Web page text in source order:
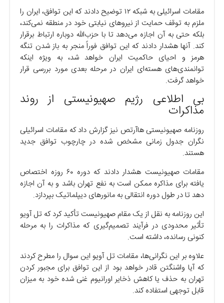
مقامات اسرائیلی به شبکه ۱۲ توضیح دادند که این توافق، ایران را
ملزم به توقف حمایت از نیرو‌های نیابتی خود در منطقه نمی‌کند،
بلکه حتی به آن اجازه می‌دهد تا با حزب‌الله دوباره ارتباط برقرار
کند. آنها هشدار دادند که این توافق فوراً منجر به باز شدن تنگه
هرمز و احیای حاکمیت ایران خواهد شد، به ویژه اینکه
توانمندی‌های هسته‌ای ایران در مرحله بعدی مورد بررسی قرار
خواهد گرفت.
بی اطلاعی رژیم صهیونیستی از روند
مذاکرات
روزنامه صهیونیستی هاآرتص نیز گزارش داد که مقامات اسرائیلی
نگران جدول زمانی مشخص شده در چارچوب توافق جدید
هستند.
مقامات صهیونیست هشدار دادند که دوره ۶۰ روزه اختصاص
یافته برای مذاکره ممکن است به نفع تهران باشد و به آن اجازه
دهد تا در طول دوره انتقالی به مانور‌های دیپلماتیک بپردازد.
این روزنامه به نقل از یک مقام صهیونیست تأکید کرد که تل آویو
تأثیر محدودی در فرآیند تصمیم‌گیری که مذاکرات را به مرحله
کنونی رسانده، داشته است.
علاوه بر این نگرانی‌ها، مقامات تل آویو این سوال را مطرح کردند
که آیا واشنگتن قادر خواهد بود از این توافق برای مجبور کردن
تهران به حذف یا کاهش ذخایر اورانیوم غنی شده خود به میزان
قابل توجهی استفاده کند.